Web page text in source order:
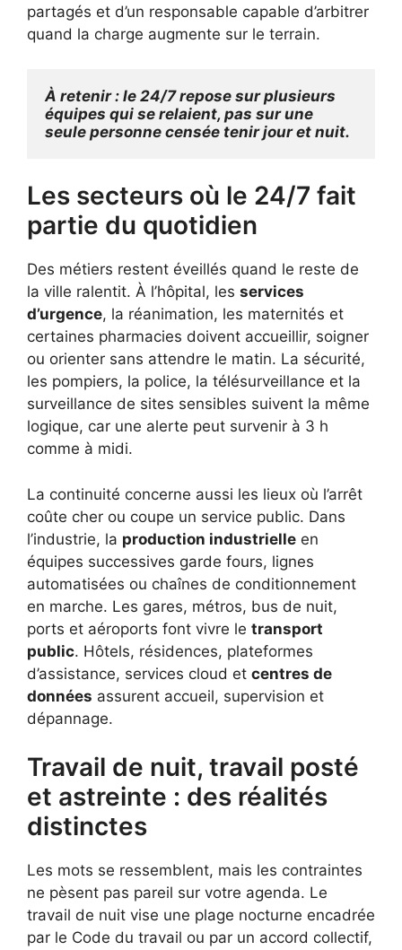
partagés et d’un responsable capable d’arbitrer
quand la charge augmente sur le terrain.
À retenir : le 24/7 repose sur plusieurs
équipes qui se relaient, pas sur une
seule personne censée tenir jour et nuit.
Les secteurs où le 24/7 fait
partie du quotidien
Des métiers restent éveillés quand le reste de
la ville ralentit. À l’hôpital, les services
d’urgence, la réanimation, les maternités et
certaines pharmacies doivent accueillir, soigner
ou orienter sans attendre le matin. La sécurité,
les pompiers, la police, la télésurveillance et la
surveillance de sites sensibles suivent la même
logique, car une alerte peut survenir à 3 h
comme à midi.
La continuité concerne aussi les lieux où l’arrêt
coûte cher ou coupe un service public. Dans
l’industrie, la production industrielle en
équipes successives garde fours, lignes
automatisées ou chaînes de conditionnement
en marche. Les gares, métros, bus de nuit,
ports et aéroports font vivre le transport
public. Hôtels, résidences, plateformes
d’assistance, services cloud et centres de
données assurent accueil, supervision et
dépannage.
Travail de nuit, travail posté
et astreinte : des réalités
distinctes
Les mots se ressemblent, mais les contraintes
ne pèsent pas pareil sur votre agenda. Le
travail de nuit vise une plage nocturne encadrée
par le Code du travail ou par un accord collectif,